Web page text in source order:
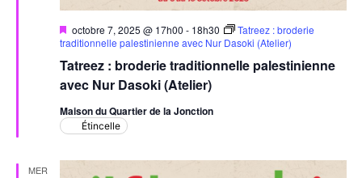
Tatreez : broderie traditionnelle palestinienne
avec Nur Dasoki (Atelier)
Mis
en
octobre 7, 2025 @ 17h00 - 18h30
Tatreez : broderie
traditionnelle palestinienne avec Nur Dasoki (Atelier)
Maison du Quartier de la Jonction
Étincelle
MER